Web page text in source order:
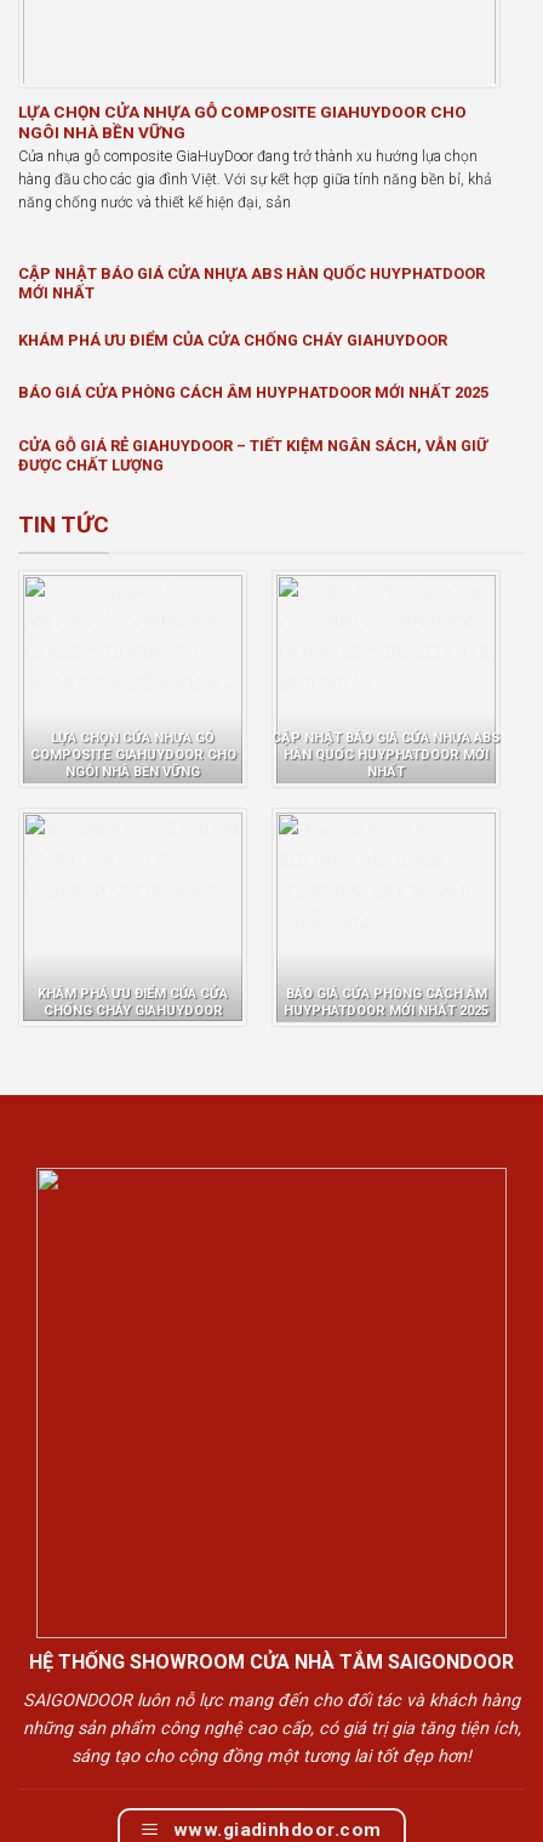
LỰA CHỌN CỬA NHỰA GỖ COMPOSITE GIAHUYDOOR CHO
NGÔI NHÀ BỀN VỮNG
Cửa nhựa gỗ composite GiaHuyDoor đang trở thành xu hướng lựa chọn
hàng đầu cho các gia đình Việt. Với sự kết hợp giữa tính năng bền bỉ, khả
năng chống nước và thiết kế hiện đại, sản
CẬP NHẬT BÁO GIÁ CỬA NHỰA ABS HÀN QUỐC HUYPHATDOOR
MỚI NHẤT
KHÁM PHÁ ƯU ĐIỂM CỦA CỬA CHỐNG CHÁY GIAHUYDOOR
BÁO GIÁ CỬA PHÒNG CÁCH ÂM HUYPHATDOOR MỚI NHẤT 2025
CỬA GỖ GIÁ RẺ GIAHUYDOOR – TIẾT KIỆM NGÂN SÁCH, VẪN GIỮ
ĐƯỢC CHẤT LƯỢNG
TIN TỨC
LỰA CHỌN CỬA NHỰA GỖ
COMPOSITE GIAHUYDOOR CHO
NGÔI NHÀ BỀN VỮNG
CẬP NHẬT BÁO GIÁ CỬA NHỰA ABS
HÀN QUỐC HUYPHATDOOR MỚI
NHẤT
KHÁM PHÁ ƯU ĐIỂM CỦA CỬA
CHỐNG CHÁY GIAHUYDOOR
BÁO GIÁ CỬA PHÒNG CÁCH ÂM
HUYPHATDOOR MỚI NHẤT 2025
HỆ THỐNG SHOWROOM CỬA NHÀ TẮM SAIGONDOOR
SAIGONDOOR luôn nỗ lực mang đến cho đối tác và khách hàng
những sản phẩm công nghệ cao cấp, có giá trị gia tăng tiện ích,
sáng tạo cho cộng đồng một tương lai tốt đẹp hơn!
www.giadinhdoor.com